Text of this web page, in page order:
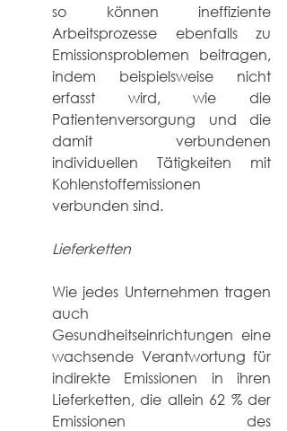
so können ineffiziente
Arbeitsprozesse ebenfalls zu
Emissionsproblemen beitragen,
indem beispielsweise nicht
erfasst wird, wie die
Patientenversorgung und die
damit verbundenen
individuellen Tätigkeiten mit
Kohlenstoffemissionen
verbunden sind.
Lieferketten
Wie jedes Unternehmen tragen
auch
Gesundheitseinrichtungen eine
wachsende Verantwortung für
indirekte Emissionen in ihren
Lieferketten, die allein 62 % der
Emissionen des